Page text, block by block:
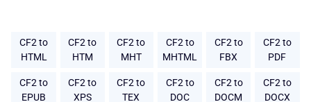
CF2 to
HTML
CF2 to
HTM
CF2 to
MHT
CF2 to
MHTML
CF2 to
FBX
CF2 to
PDF
CF2 to
EPUB
CF2 to
XPS
CF2 to
TEX
CF2 to
DOC
CF2 to
DOCM
CF2 to
DOCX